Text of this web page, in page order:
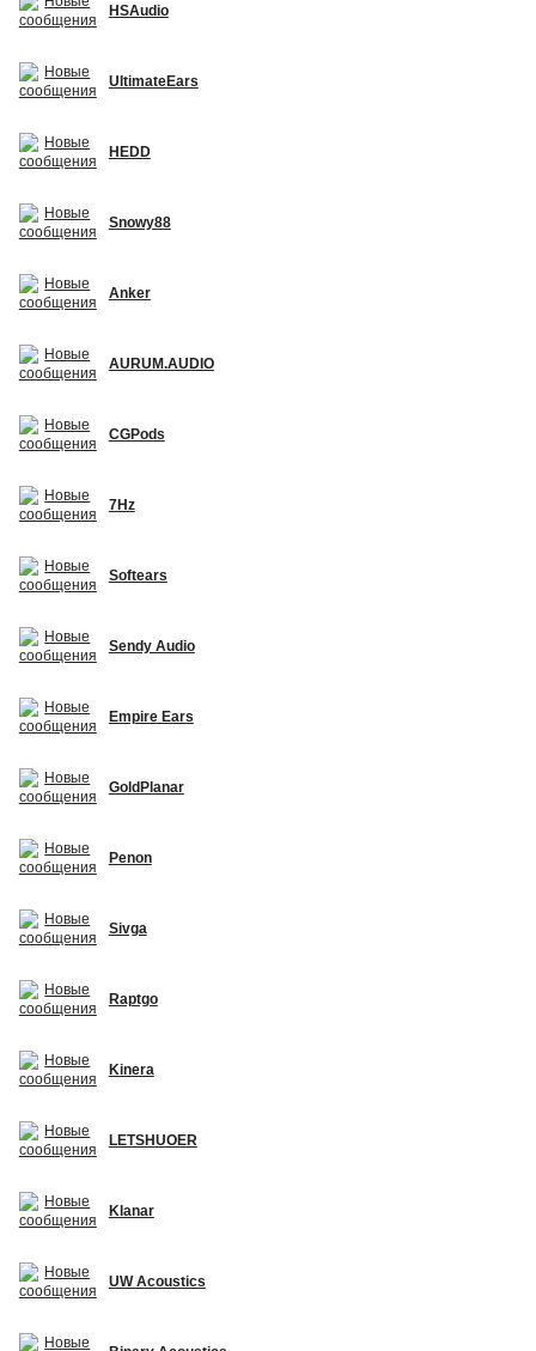
HSAudio
UltimateEars
HEDD
Snowy88
Anker
AURUM.AUDIO
CGPods
7Hz
Softears
Sendy Audio
Empire Ears
GoldPlanar
Penon
Sivga
Raptgo
Kinera
LETSHUOER
Klanar
UW Acoustics